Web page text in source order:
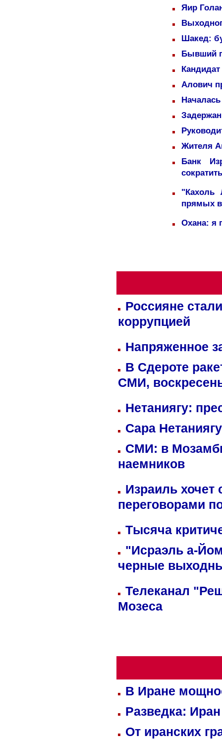
Яир
Шакед:
Бывший
Алович
Жителя
Банк
"Кахоль
прямых
Охана: я
Россияне
коррупцией
Напряженное
В Сдероте
СМИ,
Нетаниягу:
Сара
СМИ: в
наемников
Израиль хочет
переговорами
Тысяча
"Исраэль а-
черные
Телеканал
Мозеса
В Иране
Разведка:
От иранских